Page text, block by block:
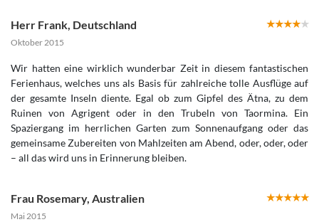
Herr Frank Deutschland
Oktober 2015
Wir hatten eine wirklich wunderbar Zeit in diesem fantastischen
Ferienhaus, welches uns als Basis für zahlreiche tolle Ausflüge auf
der gesamte Inseln diente. Egal ob zum Gipfel des Ätna, zu dem
Ruinen von Agrigent oder in den Trubeln von Taormina. Ein
Spaziergang im herrlichen Garten zum Sonnenaufgang oder das
gemeinsame Zubereiten von Mahlzeiten am Abend, oder, oder, oder
– all das wird uns in Erinnerung bleiben.
Frau Rosemary, Australien
Mai 2015